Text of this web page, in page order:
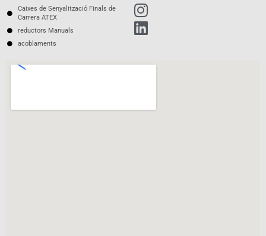
Caixes de Senyalització Finals de
Carrera ATEX
reductors Manuals
acoblaments